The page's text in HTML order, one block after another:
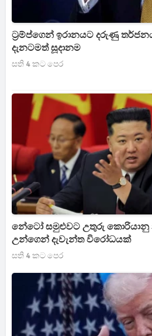
ට්‍රම්ප්ගෙන් ඉරානයට දරුණු
දැනටමත් සූදානම
සති 4 කට පෙර
නේටෝ සමුළුවට උතුරු කොරියානු
උන්ගෙන් දැවැන්ත විරෝධයක්
සති 4 කට පෙර